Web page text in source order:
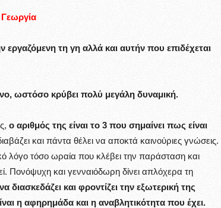
Γεωργία
εργαζόμενη τη γη αλλά και αυτήν που επιδέχεται
ωστόσο κρύβει πολύ μεγάλη δυναμική.
ο αριθμός της είναι το 3 που σημαίνει πως είναι
και πάντα θέλει να αποκτά καινούριες γνώσεις.
λόγο τόσο ωραία που κλέβει την παράσταση και
Πονόψυχη και γενναιόδωρη δίνει απλόχερα τη
διασκεδάζει και φροντίζει την εξωτερική της
η αφηρημάδα και η αναβλητικότητα που έχει.